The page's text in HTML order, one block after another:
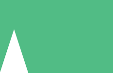
Individuels
Sans engagement